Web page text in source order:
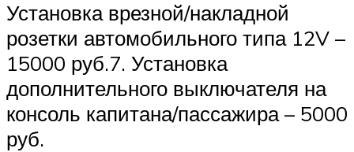
Установка врезной/накладной
розетки автомобильного типа 12V –
15000 руб.7. Установка
дополнительного выключателя на
консоль капитана/пассажира – 5000
руб.